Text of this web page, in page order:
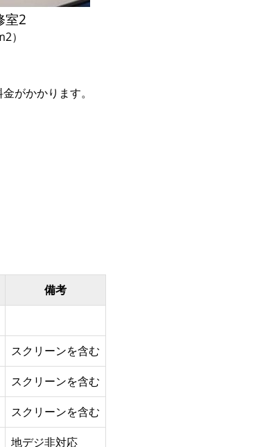
室2
）
がかかります。
備考
スクリーンを含む
スクリーンを含む
スクリーンを含む
地デジ非対応